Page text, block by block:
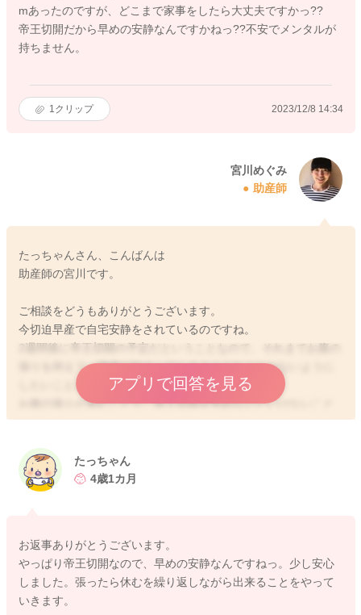
mあったのですが、どこまで家事をしたら大丈夫ですかっ??
帝王切開だから早めの安静なんですかねっ??不安でメンタルが
持ちません。
1 クリップ 2023/12/8 14:34
宮川めぐみ
助産師
たっちゃんさん、こんばんは
助産師の宮川です。
ご相談をどうもありがとうございます。
今切迫早産で自宅安静をされているのですね。
2週間後に帝王切開の予定だということなので、それまでお腹の
張りを抑えて、陣痛が始まってしまうようなことがないように
したいこともあると思います。
お腹の張りが進むことで、帝王切開を早めないといけないこと
もあるかもしれません。
すが、お腹の張りを抑えておく必要はあるということになるの
ではと思いました。
引き続き足元からしっかりと冷え対策をされるのもいいと思い
ますよ。
冷えていることでもお腹が張りやすくなることがあります。
重ねばき、常にレッグウォーマーを履くようにされるのもいい
アプリで回答を見る
たっちゃん
4歳1カ月
お返事ありがとうございます。
やっぱり帝王切開なので、早めの安静なんですねっ。少し安心
しました。張ったら休むを繰り返しながら出来ることをやって
いきます。